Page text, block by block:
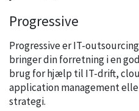
Progressive
Progressive er IT-
bringer din forretning i en
brug for hjælp til IT-drift,
application management
strategi.